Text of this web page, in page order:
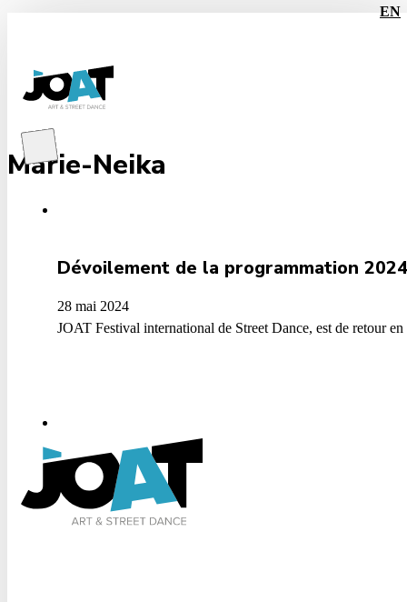
EN
Marie-Neika
Dévoilement de la programmation 2024
28 mai 2024
JOAT Festival international de Street Dance, est de retour